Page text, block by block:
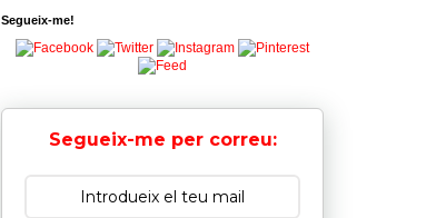
Segueix-me!
Segueix-me per correu: